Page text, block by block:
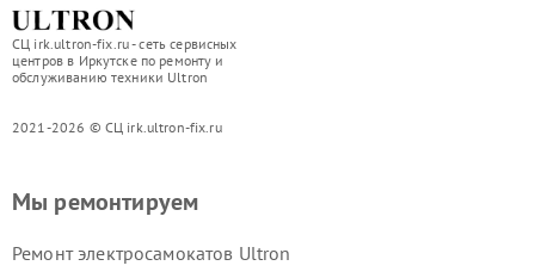
СЦ irk.ultron-fix.ru - сеть сервисных
центров в Иркутске по ремонту и
обслуживанию техники Ultron
2021-2026 © СЦ irk.ultron-fix.ru
Мы ремонтируем
Ремонт электросамокатов Ultron